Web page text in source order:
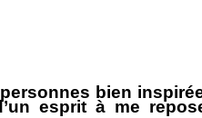
bien
esprit à me